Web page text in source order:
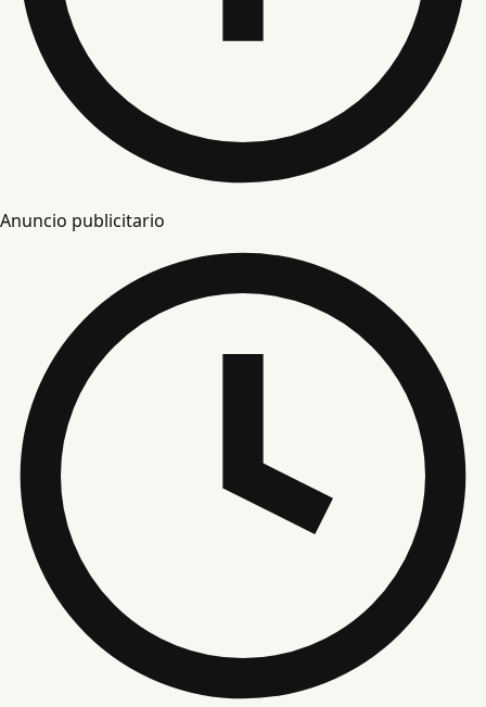
Anuncio publicitario